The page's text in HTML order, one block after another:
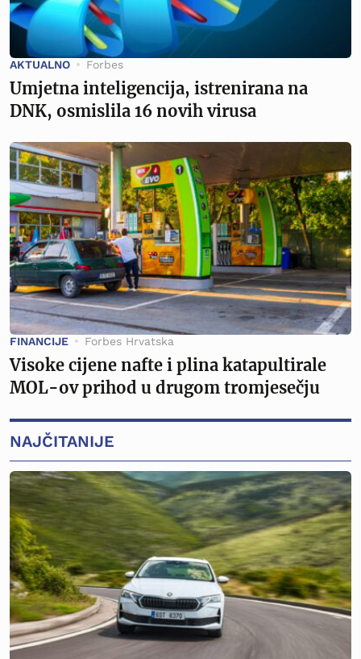
AKTUALNO Forbes
Umjetna inteligencija, istrenirana na
DNK, osmislila 16 novih virusa
FINANCIJE Forbes Hrvatska
Visoke cijene nafte i plina katapultirale
MOL-ov prihod u drugom tromjesečju
NAJČITANIJE